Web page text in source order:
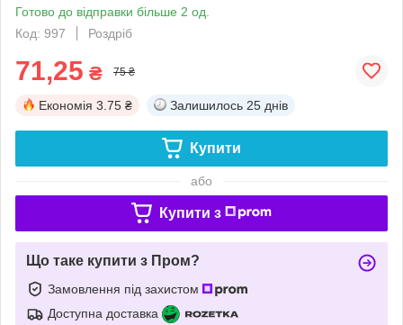
Готово до відправки більше 2 од.
Код: 997
Роздріб
71,25 ₴ 75 ₴
Економія 3.75 ₴ Залишилось 25 днів
Купити
або
Купити з
Що таке купити з Пром?
Замовлення під захистом
Доступна доставка